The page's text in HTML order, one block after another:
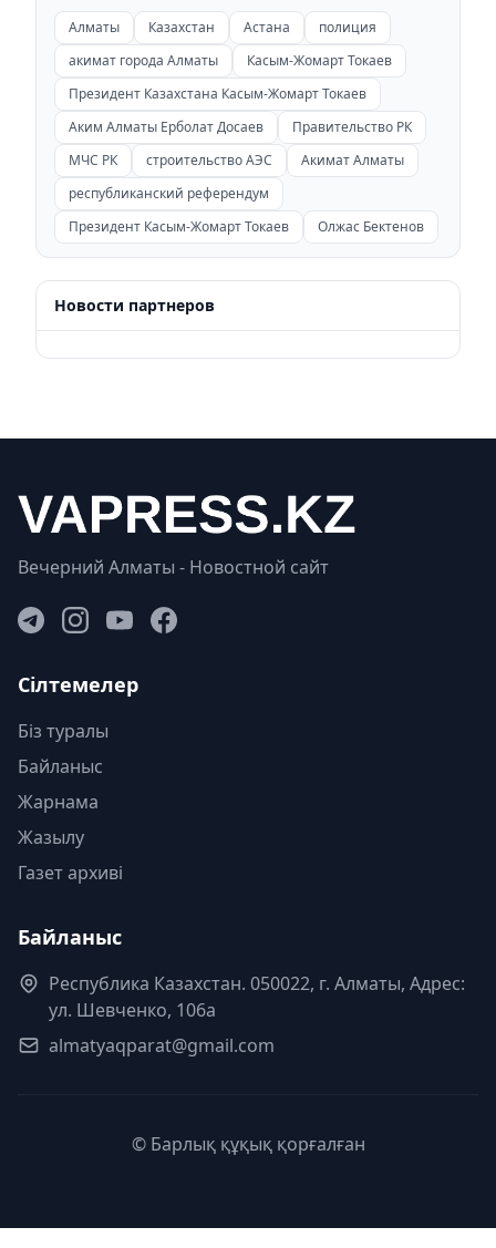
Алматы Казахстан Астана
полиция
акимат города Алматы
Касым-Жомарт Токаев
Президент Казахстана Касым-Жомарт Токаев
Аким Алматы Ерболат Досаев
Правительство РК
МЧС РК
строительство АЭС
Акимат Алматы
республиканский референдум
Президент Касым-Жомарт Токаев
Олжас Бектенов
Новости партнеров
Вечерний Алматы - Новостной сайт
Сілтемелер
Біз туралы
Байланыс
Жарнама
Жазылу
Газет архиві
Байланыс
Республика Казахстан. 050022, г. Алматы, Адрес:
ул. Шевченко, 106а
almatyaqparat@gmail.com
© Барлық құқық қорғалған